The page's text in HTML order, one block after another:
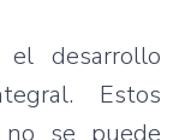
desarrollo
Estos
no se puede